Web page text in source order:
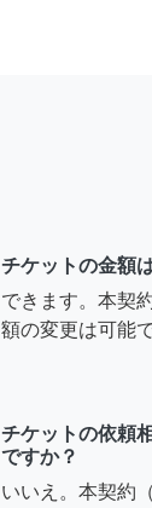
チケットの金額
できます。本契
額の変更は可能で
チケットの依頼
ですか？
いいえ。本契約